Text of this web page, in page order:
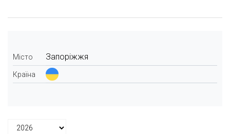
Місто Запоріжжя
Країна